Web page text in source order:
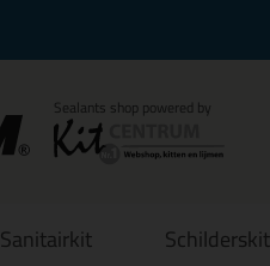
Sanitairkit Schilderskit